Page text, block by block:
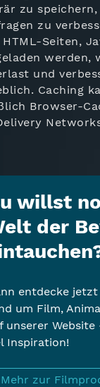
zu
zu
Seiten,
werden,
und
Caching
Browser-
Networks
willst
der
entdecke
um Film,
unserer
Inspiration!
Mehr zur